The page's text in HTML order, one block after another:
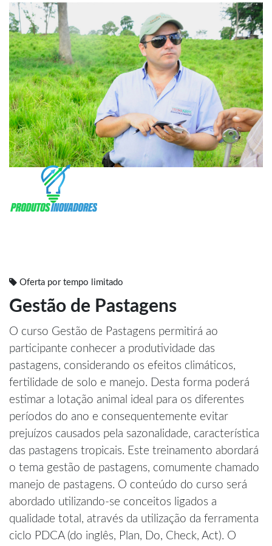
Oferta por tempo limitado
Gestão de Pastagens
O curso Gestão de Pastagens permitirá ao
participante conhecer a produtividade das
pastagens, considerando os efeitos climáticos,
fertilidade de solo e manejo. Desta forma poderá
estimar a lotação animal ideal para os diferentes
períodos do ano e consequentemente evitar
prejuízos causados pela sazonalidade, característica
das pastagens tropicais. Este treinamento abordará
o tema gestão de pastagens, comumente chamado
manejo de pastagens. O conteúdo do curso será
abordado utilizando-se conceitos ligados a
qualidade total, através da utilização da ferramenta
ciclo PDCA (do inglês, Plan, Do, Check, Act). O